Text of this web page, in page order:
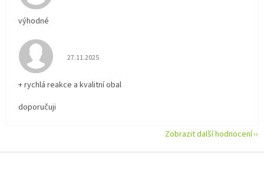
výhodné
Hodnocení obchodu je 5 z 5 hvězdiček.
27.11.2025
+ rychlá reakce a kvalitní obal
doporučuji
Zobrazit další hodnocení